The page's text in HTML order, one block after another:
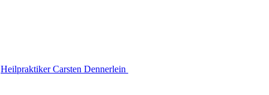
Heilpraktiker Carsten Dennerlein